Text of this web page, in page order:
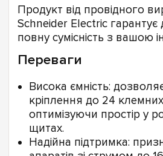
Продукт від провідного
Schneider Electric гарантує
повну сумісність з вашою
Переваги
Висока ємність:
кріплення до 24
оптимізуючи простір у
щитах.
Надійна підтримка: